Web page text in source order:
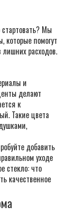
стартовать? Мы
которые помогут
расходов.
и
делают
к
Такие цвета
добавить
уходе
стекло: что
качественное